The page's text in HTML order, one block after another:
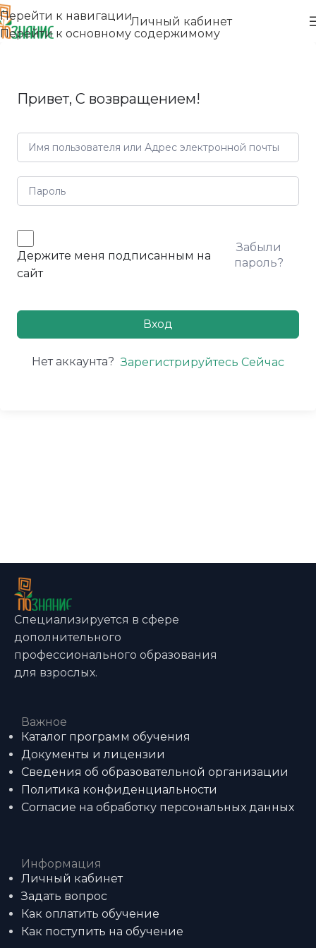
Перейти к навигации
Перейти к основному содержимому
Личный кабинет
Привет, С возвращением!
Держите меня подписанным на
сайт
Забыли
пароль?
Вход
Нет аккаунта? Зарегистрируйтесь Сейчас
Специализируется в сфере
дополнительного
профессионального образования
для взрослых.
Важное
Каталог программ обучения
Документы и лицензии
Сведения об образовательной организации
Политика конфиденциальности
Согласие на обработку персональных данных
Информация
Личный кабинет
Задать вопрос
Как оплатить обучение
Как поступить на обучение